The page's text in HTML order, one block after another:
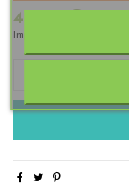
49,95 €
Impuestos incluidos